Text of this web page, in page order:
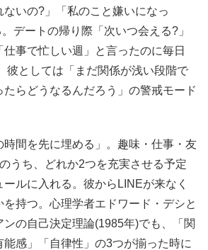
ないの?」「私のこと嫌いになっ
デートの帰り際「次いつ会える?」
事で忙しい週」と言ったのに毎日
彼としては「まだ関係が浅い段階で
たらどうなるんだろう」の警戒モード
時間を先に埋める」。趣味・仕事・友
うち、どれか2つを充実させる予定
ルに入れる。彼からLINEが来なく
持つ。心理学者エドワード・デシと
ンの自己決定理論(1985年)でも、「関
感」「自律性」の3つが揃った時に